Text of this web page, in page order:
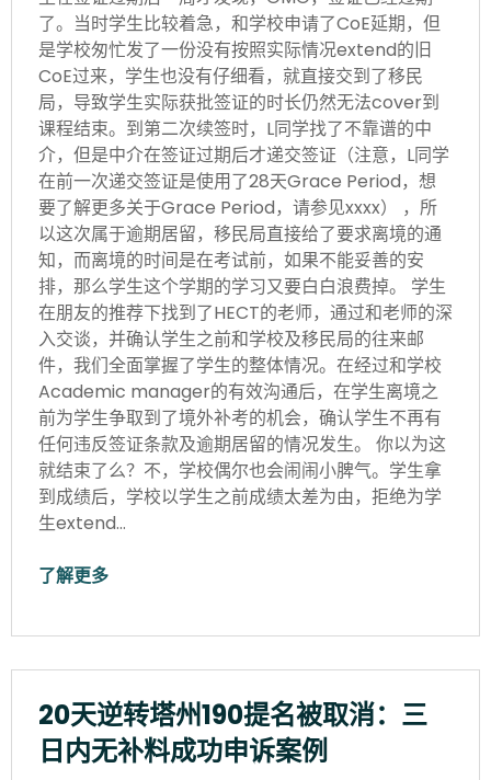
了。当时学生比较着急，和学校申请了CoE延期，但
是学校匆忙发了一份没有按照实际情况extend的旧
CoE过来，学生也没有仔细看，就直接交到了移民
局，导致学生实际获批签证的时长仍然无法cover到
课程结束。到第二次续签时，L同学找了不靠谱的中
介，但是中介在签证过期后才递交签证（注意，L同学
在前一次递交签证是使用了28天Grace Period，想
要了解更多关于Grace Period，请参见xxxx） ，所
以这次属于逾期居留，移民局直接给了要求离境的通
知，而离境的时间是在考试前，如果不能妥善的安
排，那么学生这个学期的学习又要白白浪费掉。 学生
在朋友的推荐下找到了HECT的老师，通过和老师的深
入交谈，并确认学生之前和学校及移民局的往来邮
件，我们全面掌握了学生的整体情况。在经过和学校
Academic manager的有效沟通后，在学生离境之
前为学生争取到了境外补考的机会，确认学生不再有
任何违反签证条款及逾期居留的情况发生。 你以为这
就结束了么？不，学校偶尔也会闹闹小脾气。学生拿
到成绩后，学校以学生之前成绩太差为由，拒绝为学
生extend…
了解更多
20天逆转塔州190提名被取消：三
日内无补料成功申诉案例